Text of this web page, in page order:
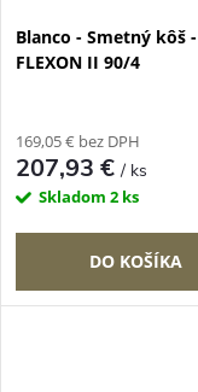
Blanco - Smetný kôš -
FLEXON II 90/4
169,05 € bez DPH
207,93 €/ ks
Skladom 2 ks
DO KOŠÍKA